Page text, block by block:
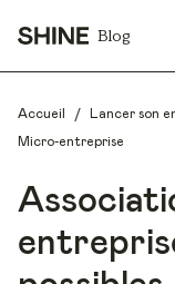
Blog
Accueil / Lancer son
Micro-entreprise